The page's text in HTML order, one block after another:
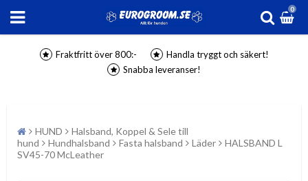
0
Fraktfritt över 800:-
Handla tryggt och säkert!
Snabba leveranser!
HUND
Halsband, Koppel & Sele till
hund
Hundhalsband Fasta halsband Läder
HALSBAND L
SV45-70 McLeather